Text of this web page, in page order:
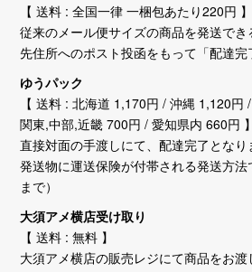
【 送料 : 全国一律 一梱包あたり220円 】
従来のメール便サイズの商品を発送で
先住所へのポスト投函をもって「配達完
ゆうパック
【 送料 : 北海道 1,170円 / 沖縄 1,120
関東,中部,近畿 700円 / 愛知県内 660円 】
直接対面の手渡しにて、配達完了となり
発送物に運送保険が付帯される発送方
まで）
大須アメ横店受け取り
【 送料 : 無料 】
大須アメ横店の販売レジにて商品をお渡